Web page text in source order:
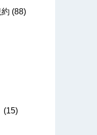
(88)
(15)